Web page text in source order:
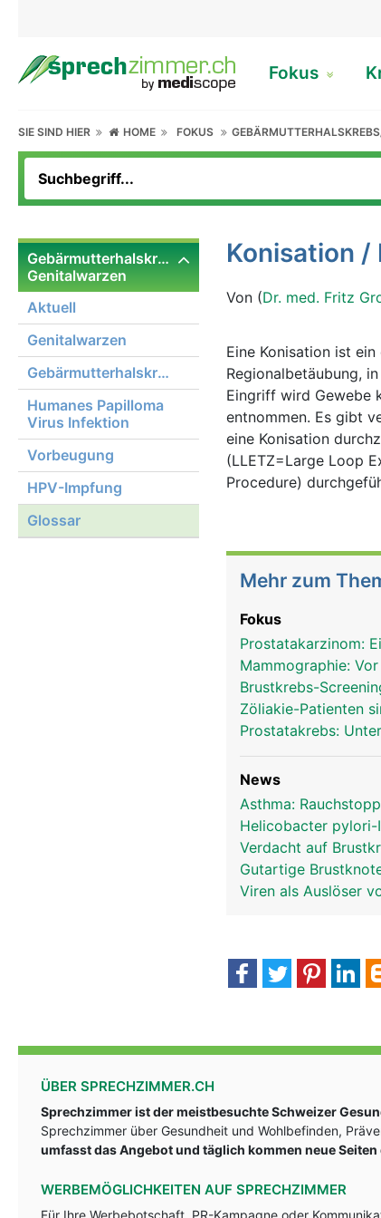
Fokus
SIE SIND HIER HOME FOKUS
Gebärmutterhalskrebs/
Genitalwarzen
Aktuell
Genitalwarzen
Gebärmutterhalskrebs
Humanes Papilloma
Virus Infektion
Vorbeugung
HPV-Impfung
Glossar
Konisation /
Von (Dr. med. Fritz
Eine Konisation ist
Regionalbetäubung,
Eingriff wird Gewebe
entnommen. Es gibt
eine Konisation
(LLETZ=Large Loop
Procedure)
Mehr zum
Fokus
Prostatakarzinom:
Mammographie:
Brustkrebs-
Zöliakie-Patienten
Prostatakrebs:
News
Asthma:
Helicobacter pylori-
Verdacht auf
Gutartige
Viren als Auslöser
ÜBER SPRECHZIMMER.CH
Sprechzimmer ist der meistbesuchte Schweizer
Sprechzimmer über Gesundheit und Wohlbefinden,
umfasst das Angebot und täglich kommen neue Seiten
WERBEMÖGLICHKEITEN AUF SPRECHZIMMER
Für Ihre Werbebotschaft, PR-Kampagne oder